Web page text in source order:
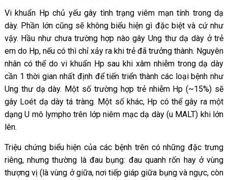
Vi khuẩn Hp chủ yếu gây tình trạng viêm mạn tính trong dạ
dày. Phần lớn cũng sẽ không biểu hiện gì đặc biệt và cứ như
vậy. Hầu như chưa trường hợp nào gây Ung thư dạ dày ở trẻ
em do Hp, nếu có thì chỉ xảy ra khi trẻ đã trưởng thành. Nguyên
nhân có thể do vi khuẩn Hp sau khi xâm nhiễm trong dạ dày
cần 1 thời gian nhất định để tiến triển thành các loại bệnh như
Ung thư dạ dày. Một số trường hợp trẻ nhiễm Hp (~15%) sẽ
gây Loét dạ dày tá tràng. Một số khác, Hp có thể gây ra một
dạng U mô lympho trên lớp niêm mạc dạ dày (u MALT) khi lớn
lên.
Triệu chứng biểu hiện của các bệnh trên có những đặc trưng
riêng, nhưng thường là đau bụng: đau quanh rốn hay ở vùng
thượng vị (là vùng ở giữa, nơi tiếp giáp giữa bụng và ngực, còn